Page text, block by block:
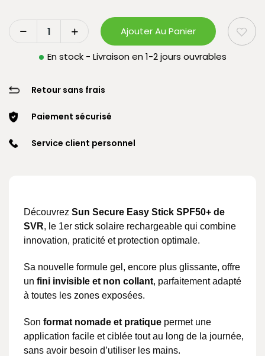
Ajouter Au Panier
En stock - Livraison en 1-2 jours ouvrables
Retour sans frais
Paiement sécurisé
Service client personnel
Découvrez Sun Secure Easy Stick SPF50+ de
SVR, le 1er stick solaire rechargeable qui combine
innovation, praticité et protection optimale.
Sa nouvelle formule gel, encore plus glissante, offre
un fini invisible et non collant, parfaitement adapté
à toutes les zones exposées.
Son format nomade et pratique permet une
application facile et ciblée tout au long de la journée,
sans avoir besoin d’utiliser les mains.